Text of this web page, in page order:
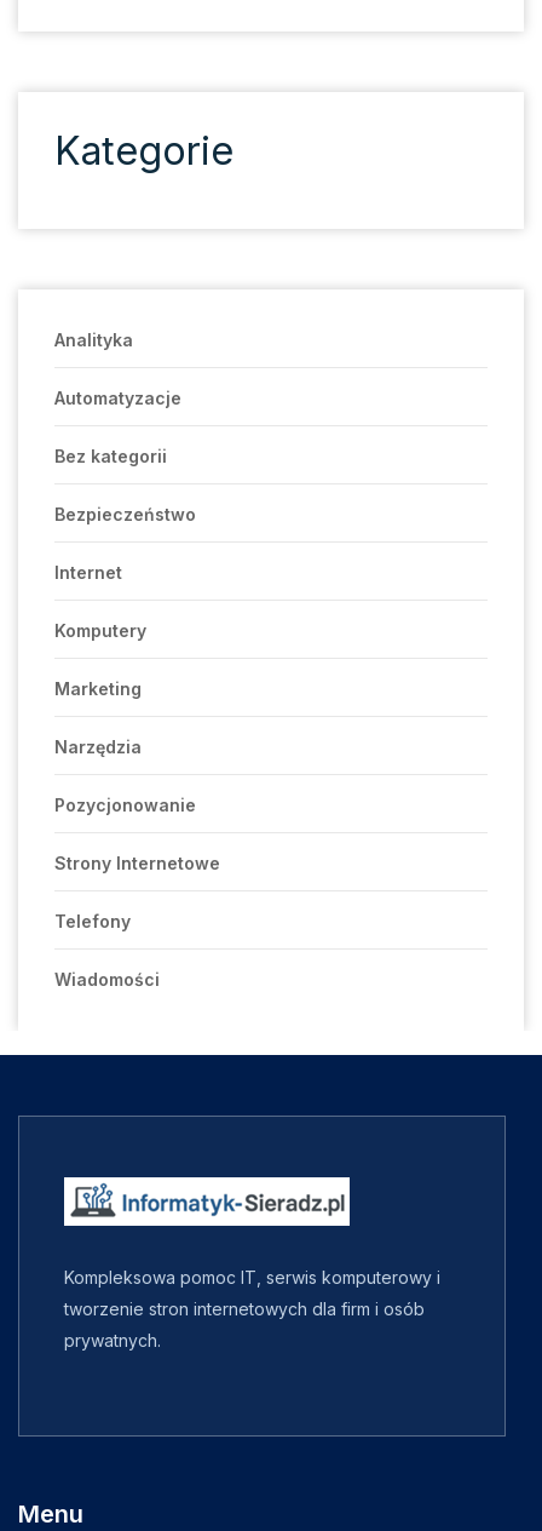
Kategorie
Analityka
Automatyzacje
Bez kategorii
Bezpieczeństwo
Internet
Komputery
Marketing
Narzędzia
Pozycjonowanie
Strony Internetowe
Telefony
Wiadomości
Kompleksowa pomoc IT, serwis komputerowy i
tworzenie stron internetowych dla firm i osób
prywatnych.
Menu